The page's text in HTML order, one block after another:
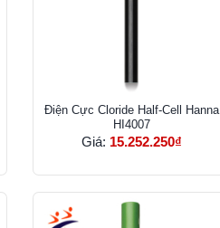
Điện Cực Cloride Half-Cell Hanna
HI4007
Giá: 15.252.250₫